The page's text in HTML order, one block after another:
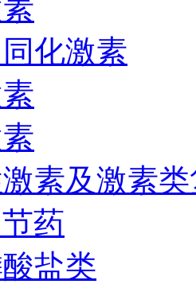
化激素
素及激素
药
盐类